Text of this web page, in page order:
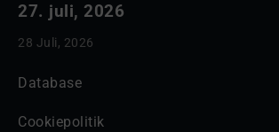
27. juli, 2026
28 Juli, 2026
Database
Cookiepolitik